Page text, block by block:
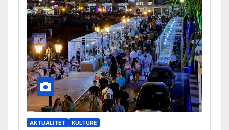
AKTUALITET KULTURË